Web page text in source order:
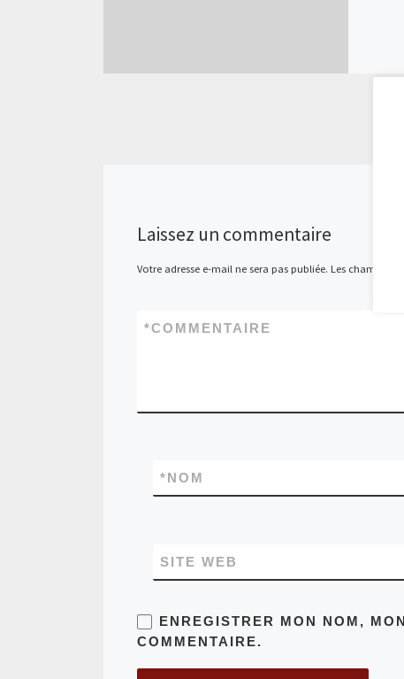
Laissez un commentaire
Votre adresse e-mail ne sera pas publiée. Les champs
COMMENTAIRE
*
NOM
*
SITE WEB
ENREGISTRER MON NOM,
COMMENTAIRE.